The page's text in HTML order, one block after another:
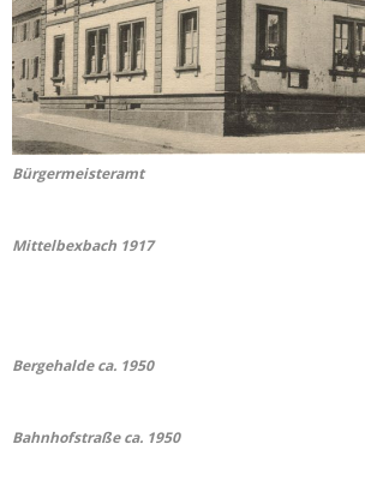
Bürgermeisteramt
Mittelbexbach 1917
Bergehalde ca. 1950
Bahnhofstraße ca. 1950